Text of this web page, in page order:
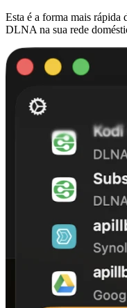
Esta é a forma mais
DLNA na sua rede